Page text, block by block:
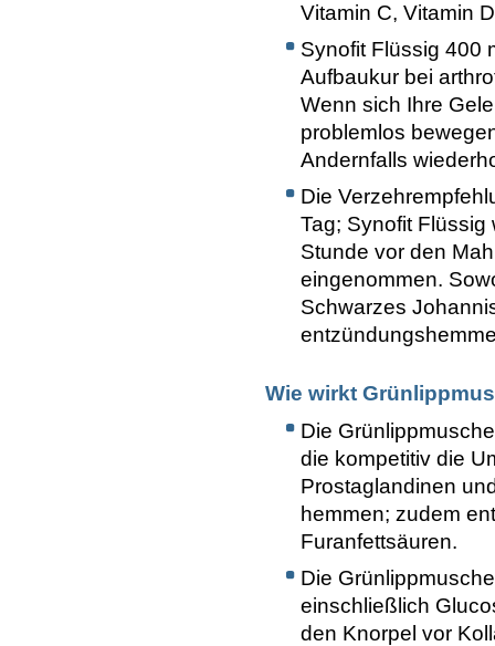
Vitamin C, Vitamin
Synofit Flüssig 400
Aufbaukur bei
Wenn sich Ihre
problemlos
Andernfalls
Die
Tag; Synofit
Stunde vor den
eingenommen.
Schwarzes
Wie wirkt
Die
die kompetitiv die
Prostaglandinen
hemmen; zudem
Furanfettsäuren.
Die
einschließlich
den Knorpel vor